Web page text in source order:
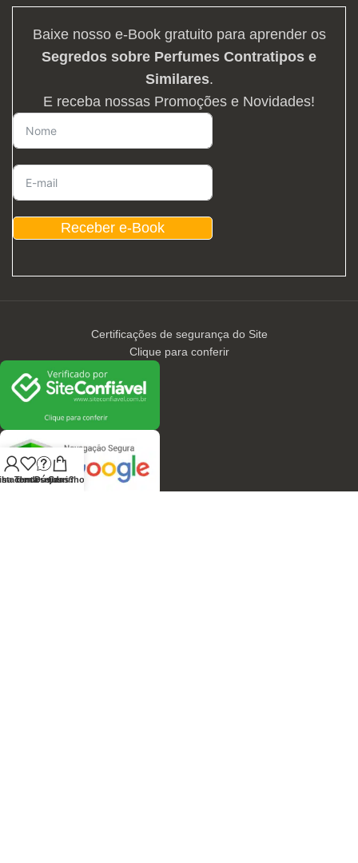
Baixe nosso e-Book gratuito para aprender os
Segredos sobre Perfumes Contratipos e
Similares.
E receba nossas Promoções e Novidades!
Receber e-Book
Certificações de segurança do Site
Clique para conferir
conta
de desejos
Tem Dúvidas?
Carrinho